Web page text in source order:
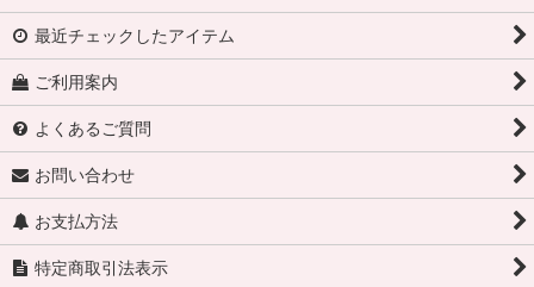
最近チェックしたアイテム
ご利用案内
よくあるご質問
お問い合わせ
お支払方法
特定商取引法表示